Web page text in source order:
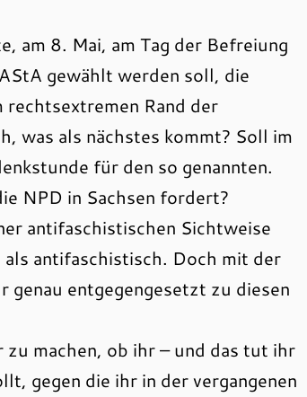
am 8. Mai, am Tag der Befreiung
gewählt werden soll, die
rechtsextremen Rand der
was als nächstes kommt? Soll im
für den so genannten.
NPD in Sachsen fordert?
antifaschistischen Sichtweise
antifaschistisch. Doch mit der
genau entgegengesetzt zu diesen
machen, ob ihr – und das tut ihr
gegen die ihr in der vergangenen